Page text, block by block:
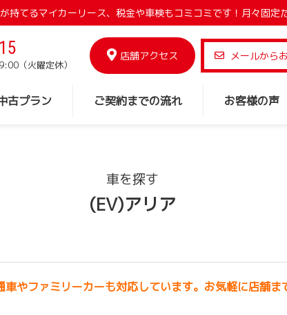
持てるマイカーリース、税金や車検もコミコミです！月々固定
（火曜定休）
店舗アクセス メールから
古プラン ご契約までの流れ お客様の声
車を探す
(EV)アリア
やファミリーカーも対応しています。お気軽に店舗